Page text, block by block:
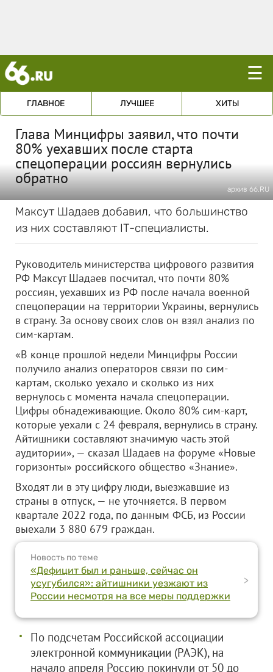
☰
ГЛАВНОЕ ЛУЧШЕЕ ХИТЫ
Глава Минцифры заявил, что почти
80% уехавших после старта
спецоперации россиян вернулись
обратно
архив 66.RU
Максут Шадаев добавил, что большинство
из них составляют IT-специалисты.
Руководитель министерства цифрового развития
РФ Максут Шадаев посчитал, что почти 80%
россиян, уехавших из РФ после начала военной
спецоперации на территории Украины, вернулись
в страну. За основу своих слов он взял анализ по
сим-картам.
«В конце прошлой недели Минцифры России
получило анализ операторов связи по сим-
картам, сколько уехало и сколько из них
вернулось с момента начала спецоперации.
Цифры обнадеживающие. Около 80% сим-карт,
которые уехали с 24 февраля, вернулись в страну.
Айтишники составляют значимую часть этой
аудитории», — сказал Шадаев на форуме «Новые
горизонты» российского общество «Знание».
Входят ли в эту цифру люди, выезжавшие из
страны в отпуск, — не уточняется. В первом
квартале 2022 года, по данным ФСБ, из России
выехали 3 880 679 граждан.
Новость по теме
«Дефицит был и раньше, сейчас он
усугубился»: айтишники уезжают из
России несмотря на все меры поддержки
>
По подсчетам Российской ассоциации
электронной коммуникации (РАЭК), на
начало апреля Россию покинули от 50 до